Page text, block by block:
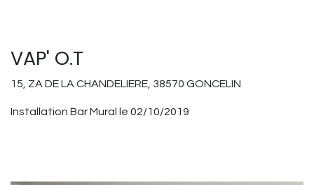
VAP' O.T
15, ZA DE LA CHANDELIERE, 38570 GONCELIN
Installation Bar Mural le 02/10/2019